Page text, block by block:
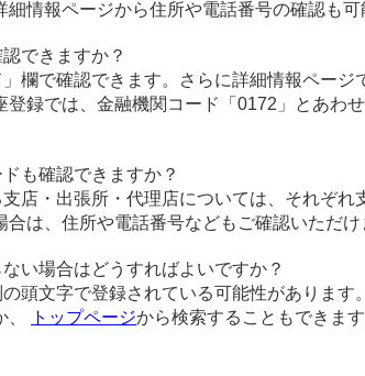
情報ページから住所や電話番号の確認も可
できますか？
欄で確認できます。さらに詳細情報ページ
登録では、金融機関コード「0172」とあわ
も確認できますか？
店・出張所・代理店については、それぞれ
は、住所や電話番号などもご確認いただけ
い場合はどうすればよいですか？
頭文字で登録されている可能性があります
、
トップページから検索することもできます